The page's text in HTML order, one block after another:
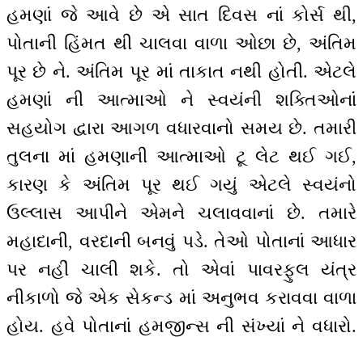
હમણાં જે આવે છે એ સાત દિવસ નાં કોર્સ થી,
પોતાની હિંમત થી ચાલવા વાળા ઓછા છે, અંતિમ
પૂર છે ને. અંતિમ પૂર માં તાકાત નથી હોતી. એટલે
હમણાં ની આત્માઓ ને સ્વયંની શક્તિઓનાં
સહયોગ દ્વારા આગળ વધારવાનો સમય છે. તમારી
તુલના માં હમણાની આત્માઓ ટૂ લેટ થઈ ગઈ,
કારણ કે અંતિમ પૂર થઈ ગયું એટલે સ્વયંનો
ઉલ્લાસ આપીને એમને ચલાવવાનાં છે. તમારે
મહાદાની, વરદાની બનવું પડે. તેઓ પોતાનાં આધાર
પર નહીં ચાલી શકે. તો એવાં પાવરફુલ યંત્ર
નીકાળો જે એક સેકન્ડ માં અનુભવ કરાવવા વાળા
હોય. હવે પોતાનાં હમજીન્સ ની સંખ્યાં ને વધારો.